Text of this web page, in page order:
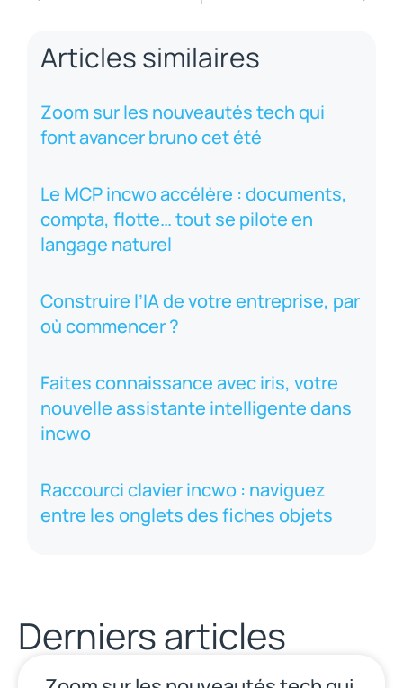
Articles similaires
Zoom sur les nouveautés tech qui
font avancer bruno cet été
Le MCP incwo accélère : documents,
compta, flotte… tout se pilote en
langage naturel
Construire l’IA de votre entreprise, par
où commencer ?
Faites connaissance avec iris, votre
nouvelle assistante intelligente dans
incwo
Raccourci clavier incwo : naviguez
entre les onglets des fiches objets
Derniers articles